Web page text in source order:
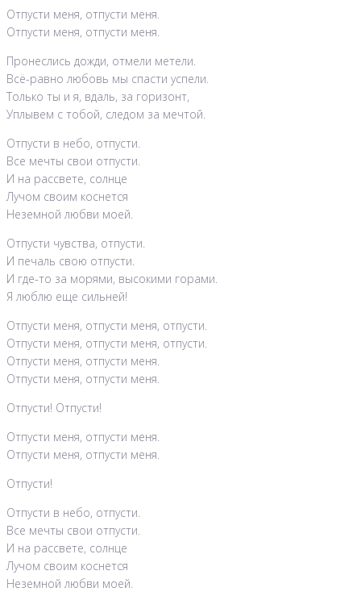
Отпусти меня, отпусти меня.
Отпусти меня, отпусти меня.
Пронеслись дожди, отмели метели.
Всё-равно любовь мы спасти успели.
Только ты и я, вдаль, за горизонт,
Уплывем с тобой, следом за мечтой.
Отпусти в небо, отпусти.
Все мечты свои отпусти.
И на рассвете, солнце
Лучом своим коснется
Неземной любви моей.
Отпусти чувства, отпусти.
И печаль свою отпусти.
И где-то за морями, высокими горами.
Я люблю еще сильней!
Отпусти меня, отпусти меня, отпусти.
Отпусти меня, отпусти меня, отпусти.
Отпусти меня, отпусти меня.
Отпусти меня, отпусти меня.
Отпусти! Отпусти!
Отпусти меня, отпусти меня.
Отпусти меня, отпусти меня.
Отпусти!
Отпусти в небо, отпусти.
Все мечты свои отпусти.
И на рассвете, солнце
Лучом своим коснется
Неземной любви моей.